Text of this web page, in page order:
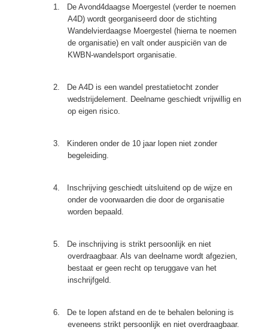
1.
De Avond4daagse Moergestel (verder te noemen
A4D) wordt georganiseerd door de stichting
Wandelvierdaagse Moergestel (hierna te noemen
de organisatie) en valt onder auspiciën van de
KWBN-wandelsport organisatie.
2.
De A4D is een wandel prestatietocht zonder
wedstrijdelement. Deelname geschiedt vrijwillig en
op eigen risico.
3.
Kinderen onder de 10 jaar lopen niet zonder
begeleiding.
4.
Inschrijving geschiedt uitsluitend op de wijze en
onder de voorwaarden die door de organisatie
worden bepaald.
5.
De inschrijving is strikt persoonlijk en niet
overdraagbaar. Als van deelname wordt afgezien,
bestaat er geen recht op teruggave van het
inschrijfgeld.
6.
De te lopen afstand en de te behalen beloning is
eveneens strikt persoonlijk en niet overdraagbaar.